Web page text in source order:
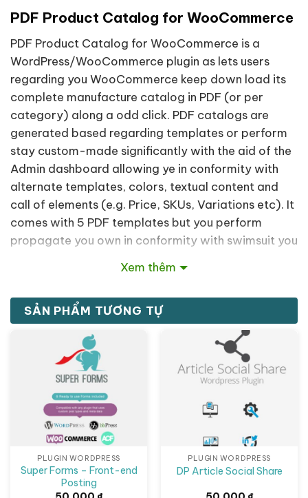
PDF Product Catalog for WooCommerce
PDF Product Catalog for WooCommerce is a
WordPress/WooCommerce plugin as lets users
regarding you WooCommerce keep down load its
complete manufacture catalog in PDF (or per
category) along a odd click. PDF catalogs are
generated based regarding templates or perform
stay custom-made significantly with the aid of the
Admin dashboard allowing ye in conformity with
alternate templates, colors, textual content and
call of elements (e.g. Price, SKUs, Variations etc). It
comes with 5 PDF templates but you perform
propagate you own in conformity with swimsuit you
Widget because PDF Download Buttons
User Roles restrictions
(Optional) High Resolution images into PDF
Shortcode in accordance with add PDF
Download Buttons in accordance with
somebody Post then Page
WPML Support because Multilingual stores
5 PDF Catalog Templates included.
Xem thêm
Xem thêm
SẢN PHẨM TƯƠNG TỰ
PLUGIN WORDPRESS
Super Forms – Front-end
Posting
PLUGIN WORDPRESS
DP Article Social Share